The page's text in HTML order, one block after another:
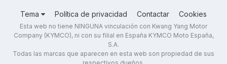
Tema Política de privacidad Contactar Cookies
Esta web no tiene NINGUNA vinculación con Kwang Yang Motor
Company (KYMCO), ni con su filial en España KYMCO Moto España,
S.A.
Todas las marcas que aparecen en esta web son propiedad de sus